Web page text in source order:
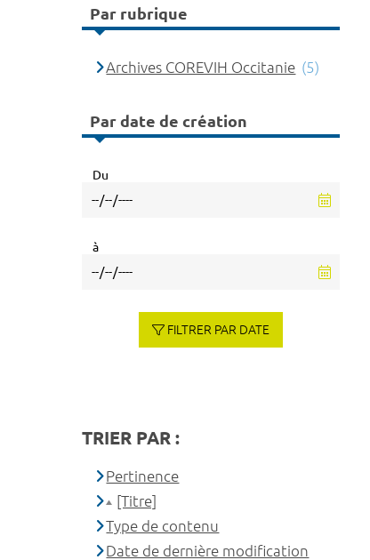
Par rubrique
Archives COREVIH Occitanie (5)
Par date de création
Du
à
FILTRER PAR DATE
TRIER PAR :
Pertinence
[Titre]
Type de contenu
Date de dernière modification